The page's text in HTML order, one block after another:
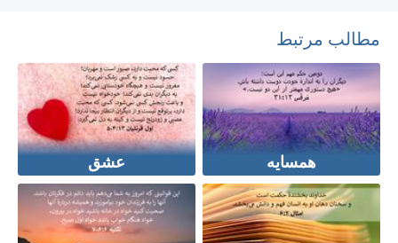
مطالب مرتبط
همسایه عشق